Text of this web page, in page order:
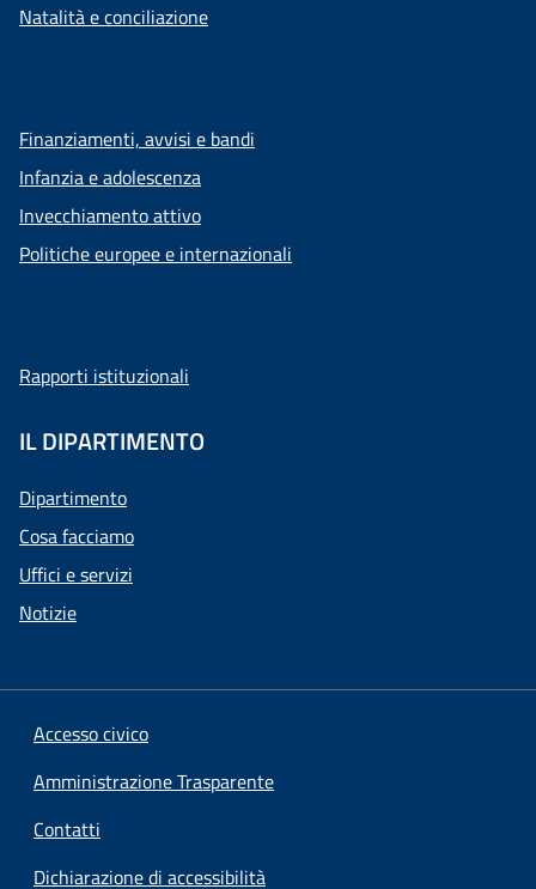
Natalità e conciliazione
Finanziamenti, avvisi e bandi
Infanzia e adolescenza
Invecchiamento attivo
Politiche europee e internazionali
Rapporti istituzionali
IL DIPARTIMENTO
Dipartimento
Cosa facciamo
Uffici e servizi
Notizie
Accesso civico
Amministrazione Trasparente
Contatti
Dichiarazione di accessibilità